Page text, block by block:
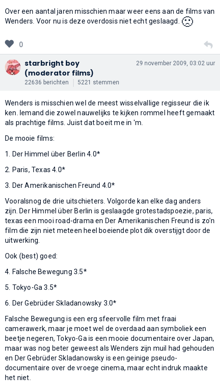
Over een aantal jaren misschien maar weer eens aan de films van
Wenders. Voor nu is deze overdosis niet echt geslaagd. 🙁
0
starbright boy
(moderator films)
22636 berichten 5221 stemmen
29 november 2009, 03:02 uur
Wenders is misschien wel de meest wisselvallige regisseur die ik
ken. Iemand die zowel nauwelijks te kijken rommel heeft gemaakt
als prachtige films. Juist dat boeit me in 'm.
De mooie films:
1. Der Himmel über Berlin 4.0*
2. Paris, Texas 4.0*
3. Der Amerikanischen Freund 4.0*
Vooralsnog de drie uitschieters. Volgorde kan elke dag anders
zijn. Der Himmel über Berlin is geslaagde grotestadspoezie, paris,
texas een mooi road-drama en Der Amerikanischen Freund is zo'n
film die zijn niet meteen heel boeiende plot dik overstijgt door de
uitwerking.
Ook (best) goed:
4. Falsche Bewegung 3.5*
5. Tokyo-Ga 3.5*
6. Der Gebrüder Skladanowsky 3.0*
Falsche Bewegung is een erg sfeervolle film met fraai
camerawerk, maar je moet wel de overdaad aan symboliek een
beetje negeren, Tokyo-Ga is een mooie documentaire over Japan,
maar was nog beter geweest als Wenders zijn muil had gehouden
en Der Gebrüder Skladanowsky is een geinige pseudo-
documentaire over de vroege cinema, maar echt indruk maakte
het niet.